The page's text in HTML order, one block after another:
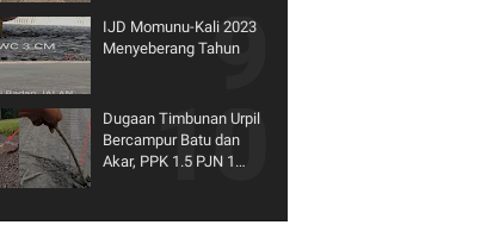
IJD Momunu-Kali 2023
Menyeberang Tahun
Dugaan Timbunan Urpil
Bercampur Batu dan
Akar, PPK 1.5 PJN 1